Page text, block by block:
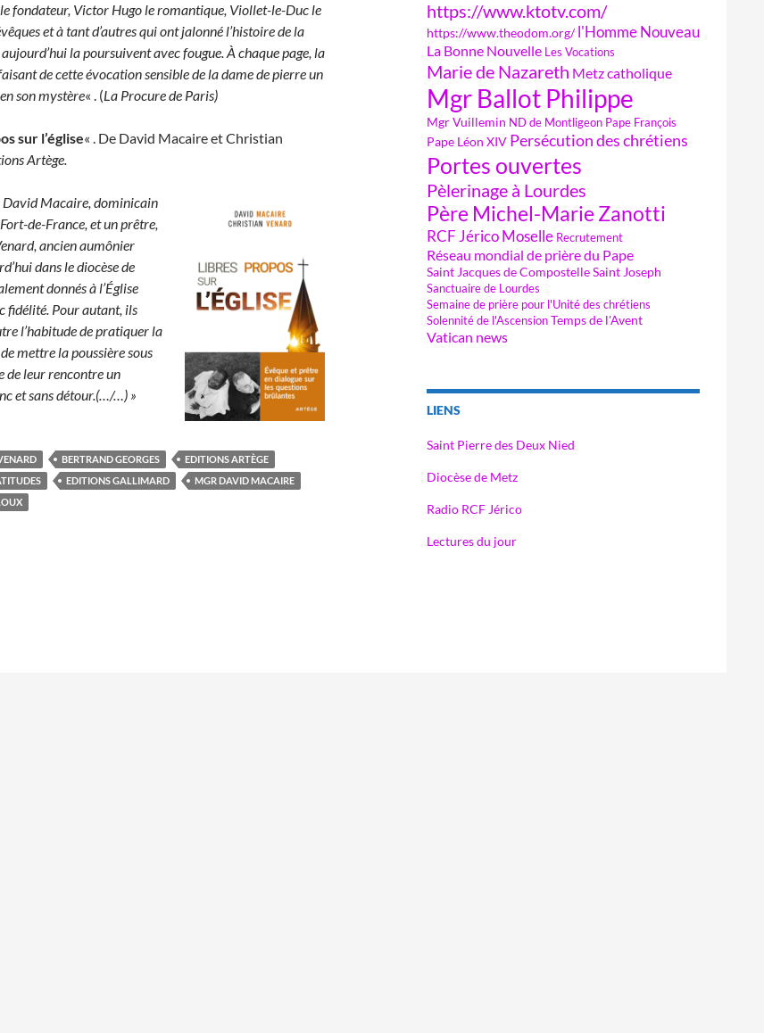
fondateur, Victor Hugo le romantique, Viollet-le-Duc le
et à tant d’autres qui ont jalonné l’histoire de la
la poursuivent avec fougue. À chaque page, la
de cette évocation sensible de la dame de pierre un
son mystère« . (La Procure de Paris)
sur l’église« . De David Macaire et Christian
Artège.
David Macaire, dominicain
de-France, et un prêtre,
ancien aumônier
dans le diocèse de
donnés à l’Église
fidélité. Pour autant, ils
l’habitude de pratiquer la
mettre la poussière sous
de leur rencontre un
et sans détour.(…/…) »
BERTRAND GEORGES
EDITIONS ARTÈGE
EDITIONS GALLIMARD
MGR DAVID MACAIRE
https://www.ktotv.com/
https://www.theodom.org/ l'Homme Nouveau
La Bonne Nouvelle Les Vocations
Marie de Nazareth Metz catholique
Mgr Ballot Philippe
Mgr Vuillemin ND de Montligeon Pape François
Pape Léon XIV Persécution des chrétiens
Portes ouvertes
Pèlerinage à Lourdes
Père Michel-Marie Zanotti
RCF Jérico Moselle Recrutement
Réseau mondial de prière du Pape
Saint Jacques de CompostelleSaint Joseph
Sanctuaire de Lourdes
Semaine de prière pour l'Unité des chrétiens
Solennité de l'AscensionTemps de l'Avent
Vatican news
LIENS
Saint Pierre des Deux Nied
Diocèse de Metz
Radio RCF Jérico
Lectures du jour